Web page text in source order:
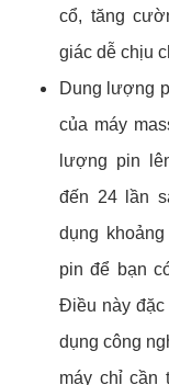
cổ, tăng
giác dễ chịu
Dung lượng
của máy
lượng pin
đến 24 lần
dụng
pin để bạn
Điều này đặc
dụng công
máy chỉ cần